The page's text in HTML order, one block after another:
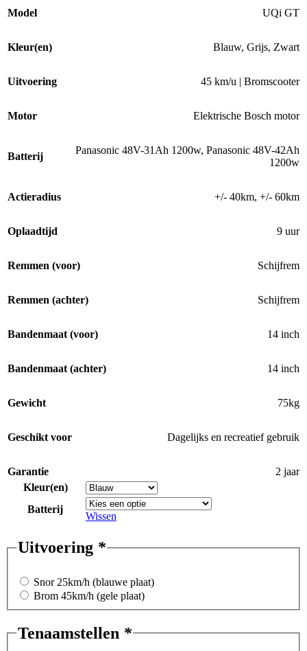
Model UQi GT
Kleur(en) Blauw, Grijs, Zwart
Uitvoering 45 km/u | Bromscooter
Motor Elektrische Bosch motor
Batterij
Panasonic 48V-31Ah 1200w, Panasonic 48V-42Ah
1200w
Actieradius +/- 40km, +/- 60km
Oplaadtijd 9 uur
Remmen (voor) Schijfrem
Remmen (achter) Schijfrem
Bandenmaat (voor) 14 inch
Bandenmaat (achter) 14 inch
Gewicht 75kg
Geschikt voor Dagelijks en recreatief gebruik
Garantie
2 jaar
Kleur(en)
Batterij
Wissen
Uitvoering *
Snor 25km/h (blauwe plaat)
Brom 45km/h (gele plaat)
Tenaamstellen *